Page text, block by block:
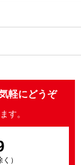
軽にどうぞ
す。
）